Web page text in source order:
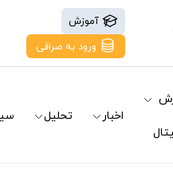
آموزش
ورود به صرافی
اخبار تحلیل